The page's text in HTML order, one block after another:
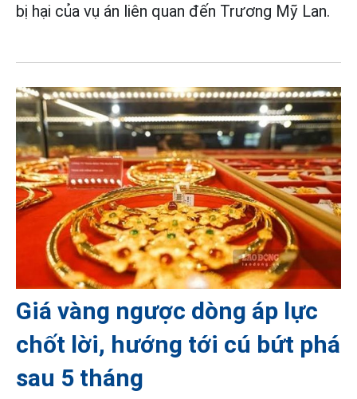
bị hại của vụ án liên quan đến Trương Mỹ Lan.
Giá vàng ngược dòng áp lực
chốt lời, hướng tới cú bứt phá
sau 5 tháng